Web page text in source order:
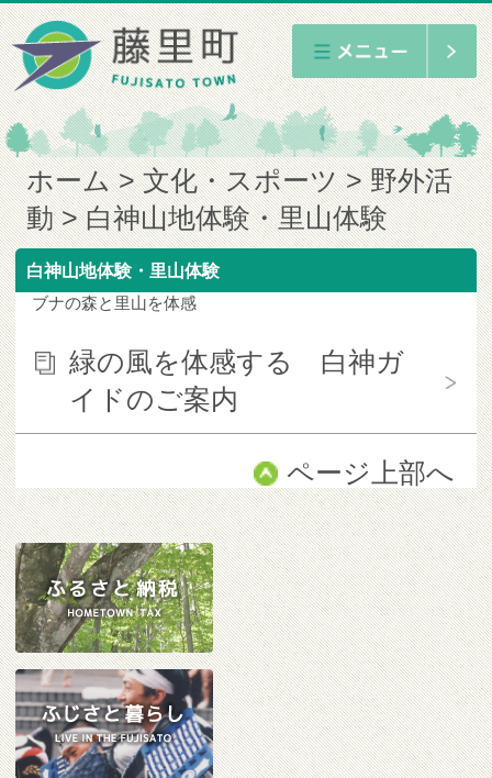
ホーム 文化・スポーツ
野外活
動
白神山地体験・里山体験
白神山地体験・里山体験
ブナの森と里山を体感
緑の風を体感する 白神ガ
イドのご案内
ページ上部へ